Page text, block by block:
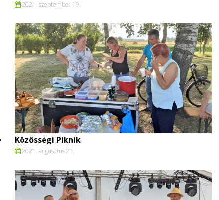
2021. szeptember 19.
Közösségi Piknik
2021. augusztus 21.